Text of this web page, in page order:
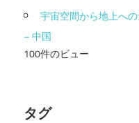
宇宙空間から地上へ
– 中国
100件のビュー
タグ